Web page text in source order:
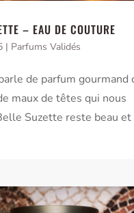
– EAU DE COUTURE
| Parfums Validés
de parfum gourmand
maux de têtes qui nous
Suzette reste beau et